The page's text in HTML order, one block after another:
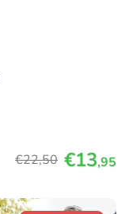
€22,50 €13,95